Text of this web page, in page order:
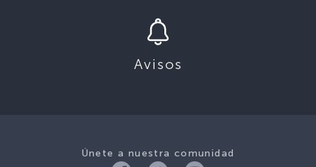
Avisos
Únete a nuestra comunidad